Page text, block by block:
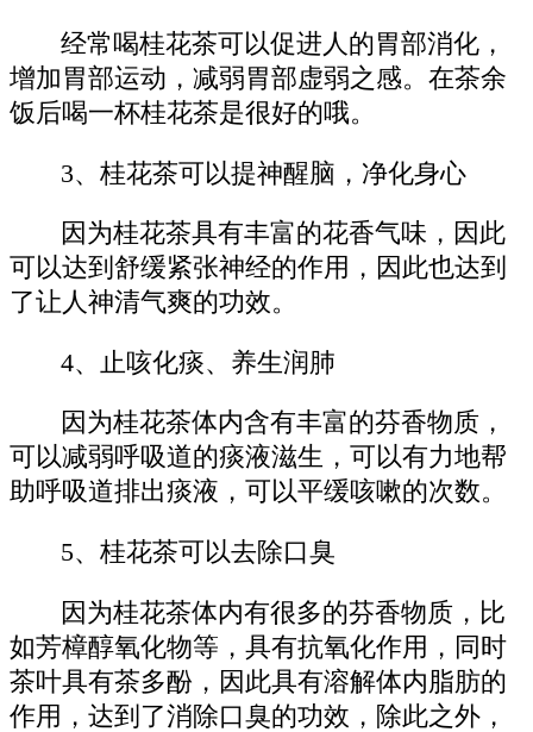
经常喝桂花茶可以促进人的胃部消化，
增加胃部运动，减弱胃部虚弱之感。在茶余
饭后喝一杯桂花茶是很好的哦。
3、桂花茶可以提神醒脑，净化身心
因为桂花茶具有丰富的花香气味，因此
可以达到舒缓紧张神经的作用，因此也达到
了让人神清气爽的功效。
4、止咳化痰、养生润肺
因为桂花茶体内含有丰富的芬香物质，
可以减弱呼吸道的痰液滋生，可以有力地帮
助呼吸道排出痰液，可以平缓咳嗽的次数。
5、桂花茶可以去除口臭
因为桂花茶体内有很多的芬香物质，比
如芳樟醇氧化物等，具有抗氧化作用，同时
茶叶具有茶多酚，因此具有溶解体内脂肪的
作用，达到了消除口臭的功效，除此之外，